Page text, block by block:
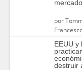
mercado
por
EEUU y
destruir